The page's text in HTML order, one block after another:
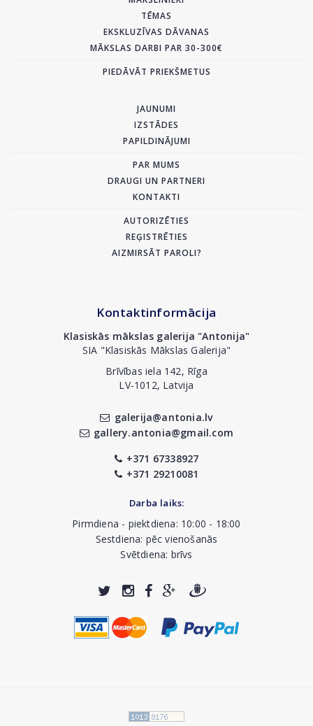
TĒMAS
EKSKLUZĪVAS DĀVANAS
MĀKSLAS DARBI PAR 30-300€
PIEDĀVĀT PRIEKŠMETUS
JAUNUMI
IZSTĀDES
PAPILDINĀJUMI
PAR MUMS
DRAUGI UN PARTNERI
KONTAKTI
AUTORIZĒTIES
REĢISTRĒTIES
AIZMIRSĀT PAROLI?
Kontaktinformācija
Klasiskās mākslas galerija "Antonija"
SIA "Klasiskās Mākslas Galerija"
Brīvības iela 142, Rīga
LV-1012, Latvija
galerija@antonia.lv
gallery.antonia@gmail.com
+371 67338927
+371 29210081
Darba laiks:
Pirmdiena - piektdiena: 10:00 - 18:00
Sestdiena: pēc vienošanās
Svētdiena: brīvs